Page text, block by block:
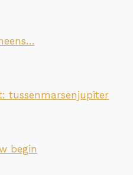
tussenmarsenjupiter
begin